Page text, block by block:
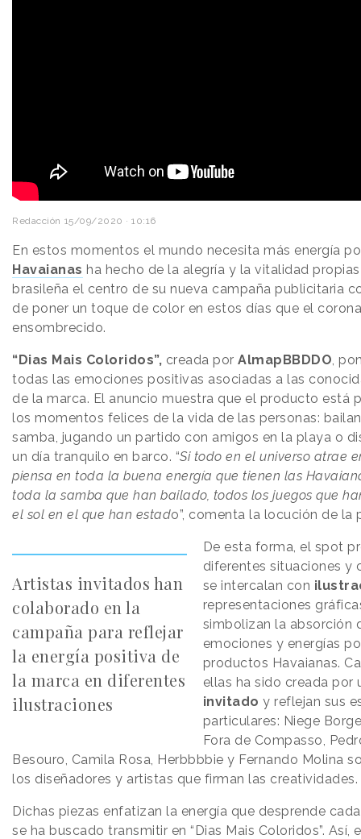
Redacción 15/09/2020 · 10:16
En estos momentos el mundo necesita más energía
Havaianas ha hecho de la alegría y la vitalidad
brasileña el centro de su nueva campaña publicitaria
de poner un toque de color en estos días que el
ensombrecido.
“Dias Mais Coloridos”, creada por AlmapBBDDO ,
todas las emociones positivas asociadas a las
de la marca. El anuncio muestra que el producto está
los momentos felices de la vida de las personas:
samba, jugando un partido con amigos en la playa o
un día tranquilo en barco. “Si todo en el universo atrae
piensa en toda la buena energía que tienen las
toda la samba que han bailado, todos los juegos que
el sol en el que han estado”, comenta la locución de la
Artistas invitados han
colaborado en la
campaña para reflejar
la energía positiva de
la marca en diferentes
ilustraciones
De esta forma, el spot
diferentes situaciones y
se intercalan con
representaciones
simbolizan la absorción
emociones y energías
productos Havaianas.
ellas ha sido creada por
invitado y reflejan sus
particulares: Niege
Fora de Compasso,
Besouro, Camila Rosa, Herbbbbie y Fernando Molina
los diseñadores y artistas que firman las creatividades.
Dichas piezas enfatizan la energía que desprende
se ha buscado transmitir en “Dias Mais Coloridos”. Así,